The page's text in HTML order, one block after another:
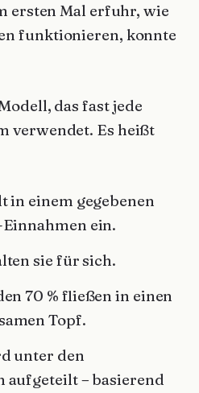
ersten Mal erfuhr, wie
funktionieren, konnte
das fast jede
verwendet. Es heißt
in einem gegebenen
ein.
sie für sich.
70 % fließen in einen
Topf.
unter den
aufgeteilt – basierend